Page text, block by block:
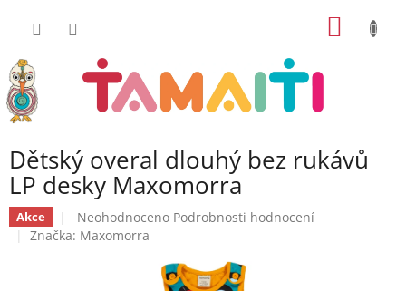
Dětský overal dlouhý bez rukávů
LP desky Maxomorra
Akce
Průměrné
hodnocení
Neohodnoceno Podrobnosti hodnocení
Značka: Maxomorra